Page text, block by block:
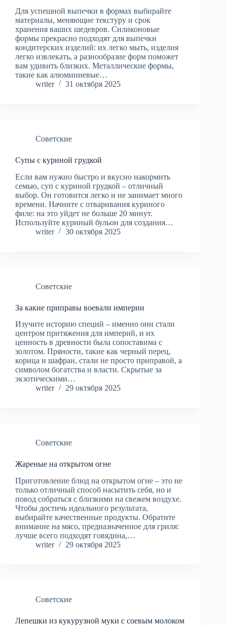
Для успешной выпечки в формах выбирайте
материалы, меняющие текстуру и срок
хранения ваших шедевров. Силиконовые
формы прекрасно подходят для выпечки
кондитерских изделий: их легко мыть, изделия
легко извлекать, а разнообразие форм поможет
вам удивить близких. Металлические формы,
такие как алюминиевые…
writer
31 октября 2025
Советские
Супы с куриной грудкой
Если вам нужно быстро и вкусно накормить
семью, суп с куриной грудкой – отличный
выбор. Он готовится легко и не занимает много
времени. Начните с отваривания куриного
филе: на это уйдет не больше 20 минут.
Используйте куриный бульон для создания…
writer
30 октября 2025
Советские
За какие приправы воевали империи
Изучите историю специй – именно они стали
центром притяжения для империй, и их
ценность в древности была сопоставима с
золотом. Пряности, такие как черный перец,
корица и шафран, стали не просто приправой, а
символом богатства и власти. Скрытые за
экзотическими…
writer
29 октября 2025
Советские
Жареные на открытом огне
Приготовление блюд на открытом огне – это не
только отличный способ насытить себя, но и
повод собраться с близкими на свежем воздухе.
Чтобы достичь идеального результата,
выбирайте качественные продукты. Обратите
внимание на мясо, предназначенное для гриля:
лучше всего подходят говядина,…
writer
29 октября 2025
Советские
Лепешки из кукурузной муки с соевым молоком